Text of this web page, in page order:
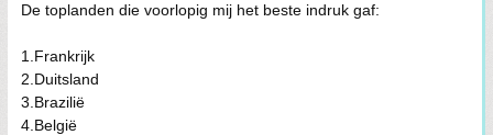
De toplanden die voorlopig mij het beste indruk gaf:
1.Frankrijk
2.Duitsland
3.Brazilië
4.België